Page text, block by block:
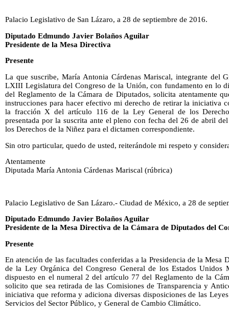
Palacio Legislativo de San Lázaro, a 28 de septiembre de 2016.
Diputado Edmundo Javier Bolaños Aguilar
Presidente de la Mesa Directiva
Presente
La que suscribe, María Antonia Cárdenas Mariscal, integrante del
LXIII Legislatura del Congreso de la Unión, con fundamento en lo
del Reglamento de la Cámara de Diputados, solicita atentamente
instrucciones para hacer efectivo mi derecho de retirar la iniciativa
la fracción X del artículo 116 de la Ley General de los
presentada por la suscrita ante el pleno con fecha del 26 de abril
los Derechos de la Niñez para el dictamen correspondiente.
Sin otro particular, quedo de usted, reiterándole mi respeto y
Atentamente
Diputada María Antonia Cárdenas Mariscal (rúbrica)
Palacio Legislativo de San Lázaro.- Ciudad de México, a 28 de
Diputado Edmundo Javier Bolaños Aguilar
Presidente de la Mesa Directiva de la Cámara de Diputados del
Presente
En atención de las facultades conferidas a la Presidencia de la
de la Ley Orgánica del Congreso General de los Estados
dispuesto en el numeral 2 del artículo 77 del Reglamento de la
solicito que sea retirada de las Comisiones de Transparencia y
iniciativa que reforma y adiciona diversas disposiciones de las
Servicios del Sector Público, y General de Cambio Climático.